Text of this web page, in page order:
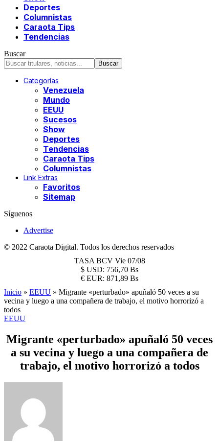
Deportes
Columnistas
Caraota Tips
Tendencias
Buscar
Categorías
Venezuela
Mundo
EEUU
Sucesos
Show
Deportes
Tendencias
Caraota Tips
Columnistas
Link Extras
Favoritos
Sitemap
Síguenos
Advertise
© 2022 Caraota Digital. Todos los derechos reservados
TASA BCV Vie 07/08
$ USD: 756,70 Bs
€ EUR: 871,89 Bs
Inicio » EEUU » Migrante «perturbado» apuñaló 50 veces a su
vecina y luego a una compañera de trabajo, el motivo horrorizó a
todos
EEUU
Migrante «perturbado» apuñaló 50 veces
a su vecina y luego a una compañera de
trabajo, el motivo horrorizó a todos